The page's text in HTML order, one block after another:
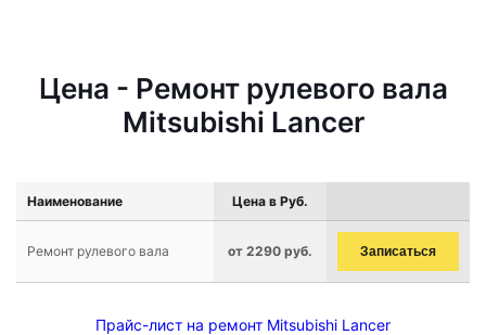
Цена - Ремонт рулевого вала
Mitsubishi Lancer
Наименование Цена в Руб.
Ремонт рулевого вала от 2290 руб. Записаться
Прайс-лист на ремонт Mitsubishi Lancer